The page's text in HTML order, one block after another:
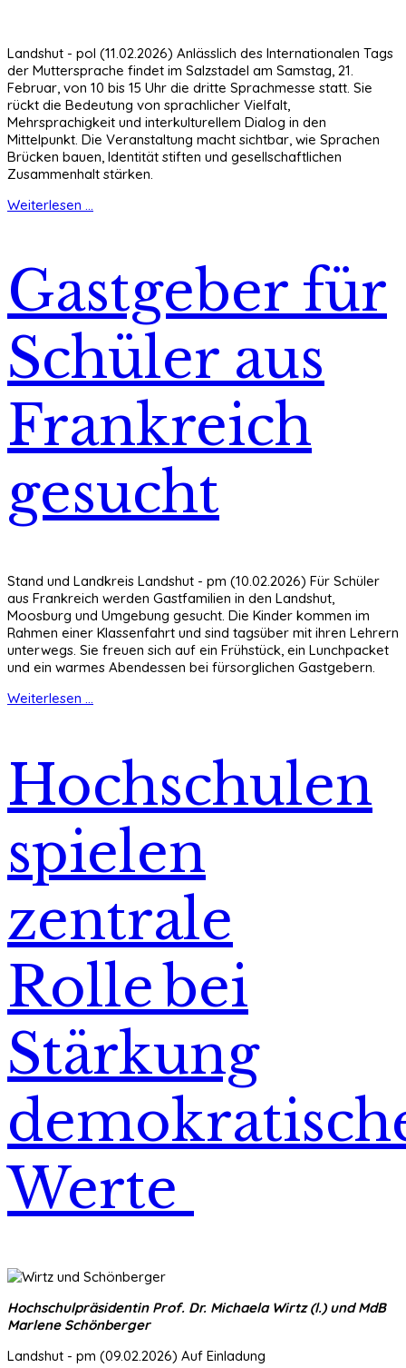
Landshut - pol (11.02.2026) Anlässlich des Internationalen Tags
der Muttersprache findet im Salzstadel am Samstag, 21.
Februar, von 10 bis 15 Uhr die dritte Sprachmesse statt. Sie
rückt die Bedeutung von sprachlicher Vielfalt,
Mehrsprachigkeit und interkulturellem Dialog in den
Mittelpunkt. Die Veranstaltung macht sichtbar, wie Sprachen
Brücken bauen, Identität stiften und gesellschaftlichen
Zusammenhalt stärken.
Weiterlesen ...
Gastgeber für
Schüler aus
Frankreich
gesucht
Stand und Landkreis Landshut - pm (10.02.2026) Für Schüler
aus Frankreich werden Gastfamilien in den Landshut,
Moosburg und Umgebung gesucht. Die Kinder kommen im
Rahmen einer Klassenfahrt und sind tagsüber mit ihren Lehrern
unterwegs. Sie freuen sich auf ein Frühstück, ein Lunchpacket
und ein warmes Abendessen bei fürsorglichen Gastgebern.
Weiterlesen ...
Hochschulen
spielen
zentrale
Rolle bei
Stärkung
Werte
Hochschulpräsidentin Prof. Dr. Michaela Wirtz (l.) und MdB
Marlene Schönberger
Landshut - pm (09.02.2026) Auf Einladung